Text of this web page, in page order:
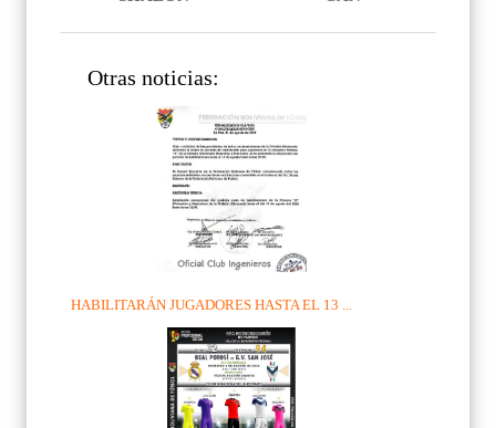
Otras noticias:
HABILITARÁN JUGADORES HASTA EL 13 ...